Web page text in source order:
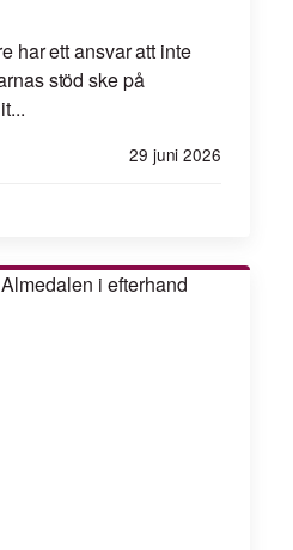
29 juni 2026
har ett ansvar att inte
stöd ske på